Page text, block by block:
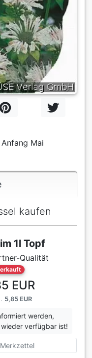
Mai
kaufen
1l Topf
Qualität
EUR
5,85 EUR
werden,
verfügbar ist!